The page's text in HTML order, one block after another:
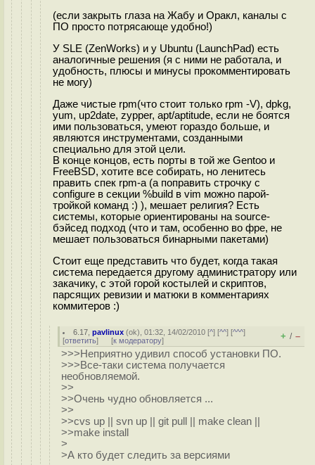
(если закрыть глаза на Жабу и Оракл, каналы с
ПО просто потрясающе удобно!)
У SLE (ZenWorks) и у Ubuntu (LaunchPad) есть
аналогичные решения (я с ними не работала, и
удобность, плюсы и минусы прокомментировать
не могу)
Даже чистые rpm(что стоит только rpm -V), dpkg,
yum, up2date, zypper, apt/aptitude, если не боятся
ими пользоваться, умеют гораздо больше, и
являются инструментами, созданными
специально для этой цели.
В конце концов, есть порты в той же Gentoo и
FreeBSD, хотите все собирать, но ленитесь
править спек rpm-а (а поправить строчку с
configure в секции %build в vim можно парой-
тройкой команд :) ), мешает религия? Есть
системы, которые ориентированы на source-
бэйсед подход (что и там, особенно во фре, не
мешает пользоваться бинарными пакетами)
Стоит еще представить что будет, когда такая
система передается другому администратору или
закачику, с этой горой костылей и скриптов,
парсящих ревизии и матюки в комментариях
коммитеров :)
6.17 ,pavlinux (ok), 01:32, 14/02/2010 [^] [^^] [^^^]
[ответить] [к модератору] + / –
>>>Неприятно удивил способ установки ПО.
>>>Все-таки система получается
необновляемой.
>>
>>Очень чудно обновляется ...
>>
>>cvs up || svn up || git pull || make clean ||
>>make install
>
>А кто будет следить за версиями